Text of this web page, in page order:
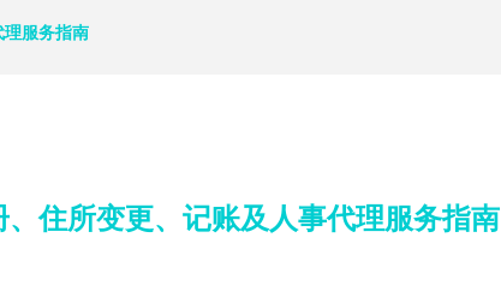
理服务指南
住所变更、记账及人事代理服务指南